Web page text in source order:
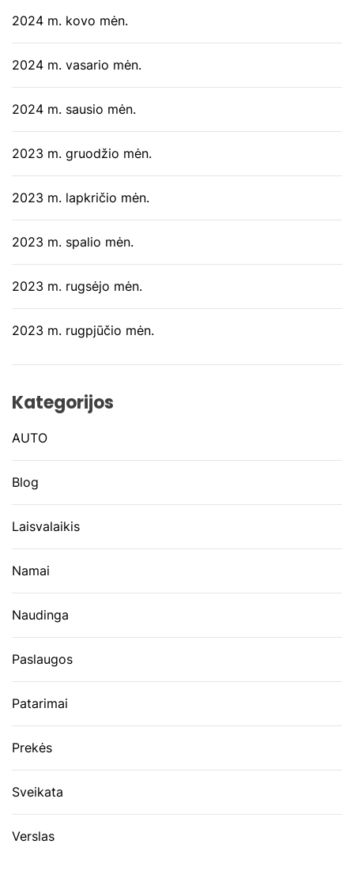
2024 m. kovo mėn.
2024 m. vasario mėn.
2024 m. sausio mėn.
2023 m. gruodžio mėn.
2023 m. lapkričio mėn.
2023 m. spalio mėn.
2023 m. rugsėjo mėn.
2023 m. rugpjūčio mėn.
Kategorijos
AUTO
Blog
Laisvalaikis
Namai
Naudinga
Paslaugos
Patarimai
Prekės
Sveikata
Verslas